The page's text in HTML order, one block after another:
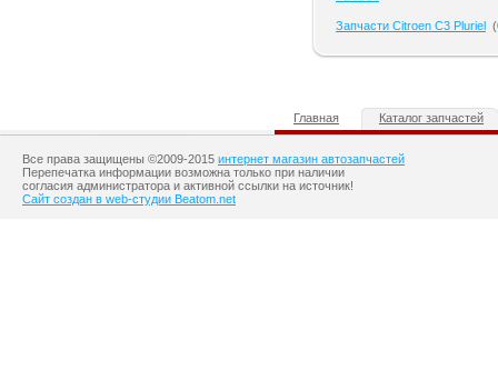
Запчасти Citroen C3 Pluriel (
Главная Каталог запчастей
Все права защищены ©2009-2015 интернет магазин автозапчастей
Перепечатка информации возможна только при наличии
согласия администратора и активной ссылки на источник!
Сайт создан в web-студии Beatom.net